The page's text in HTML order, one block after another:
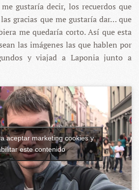
gustaría decir, los recuerdos que
gracias que me gustaría dar… que
me quedaría corto. Así que esta
las imágenes las que hablen por
y viajad a Laponia junto a
aceptar marketing cookies y
este contenido